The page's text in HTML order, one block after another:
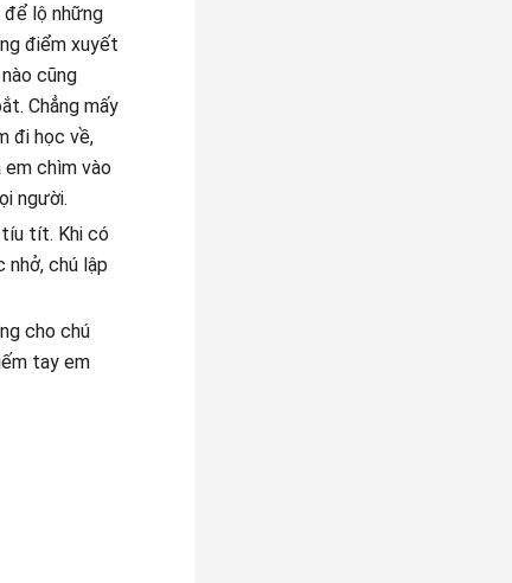
để lộ những
điểm xuyết
cũng
Chẳng mấy
đi học về,
em chìm vào
người.
tíu tít. Khi có
nhở, chú lập
cho chú
tay em